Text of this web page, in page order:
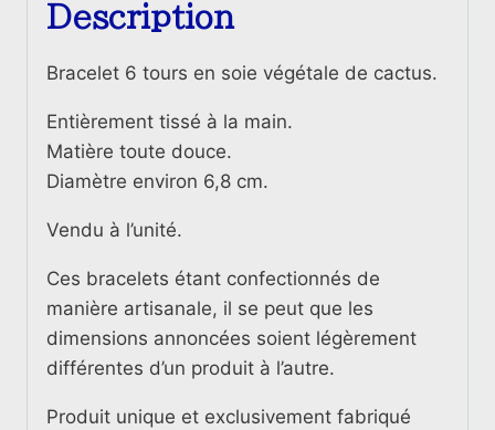
Description
Bracelet 6 tours en soie végétale de cactus.
Entièrement tissé à la main.
Matière toute douce.
Diamètre environ 6,8 cm.
Vendu à l’unité.
Ces bracelets étant confectionnés de
manière artisanale, il se peut que les
dimensions annoncées soient légèrement
différentes d’un produit à l’autre.
Produit unique et exclusivement fabriqué